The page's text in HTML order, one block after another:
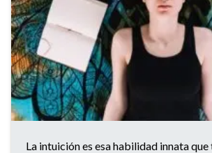
La intuición es esa habilidad innata